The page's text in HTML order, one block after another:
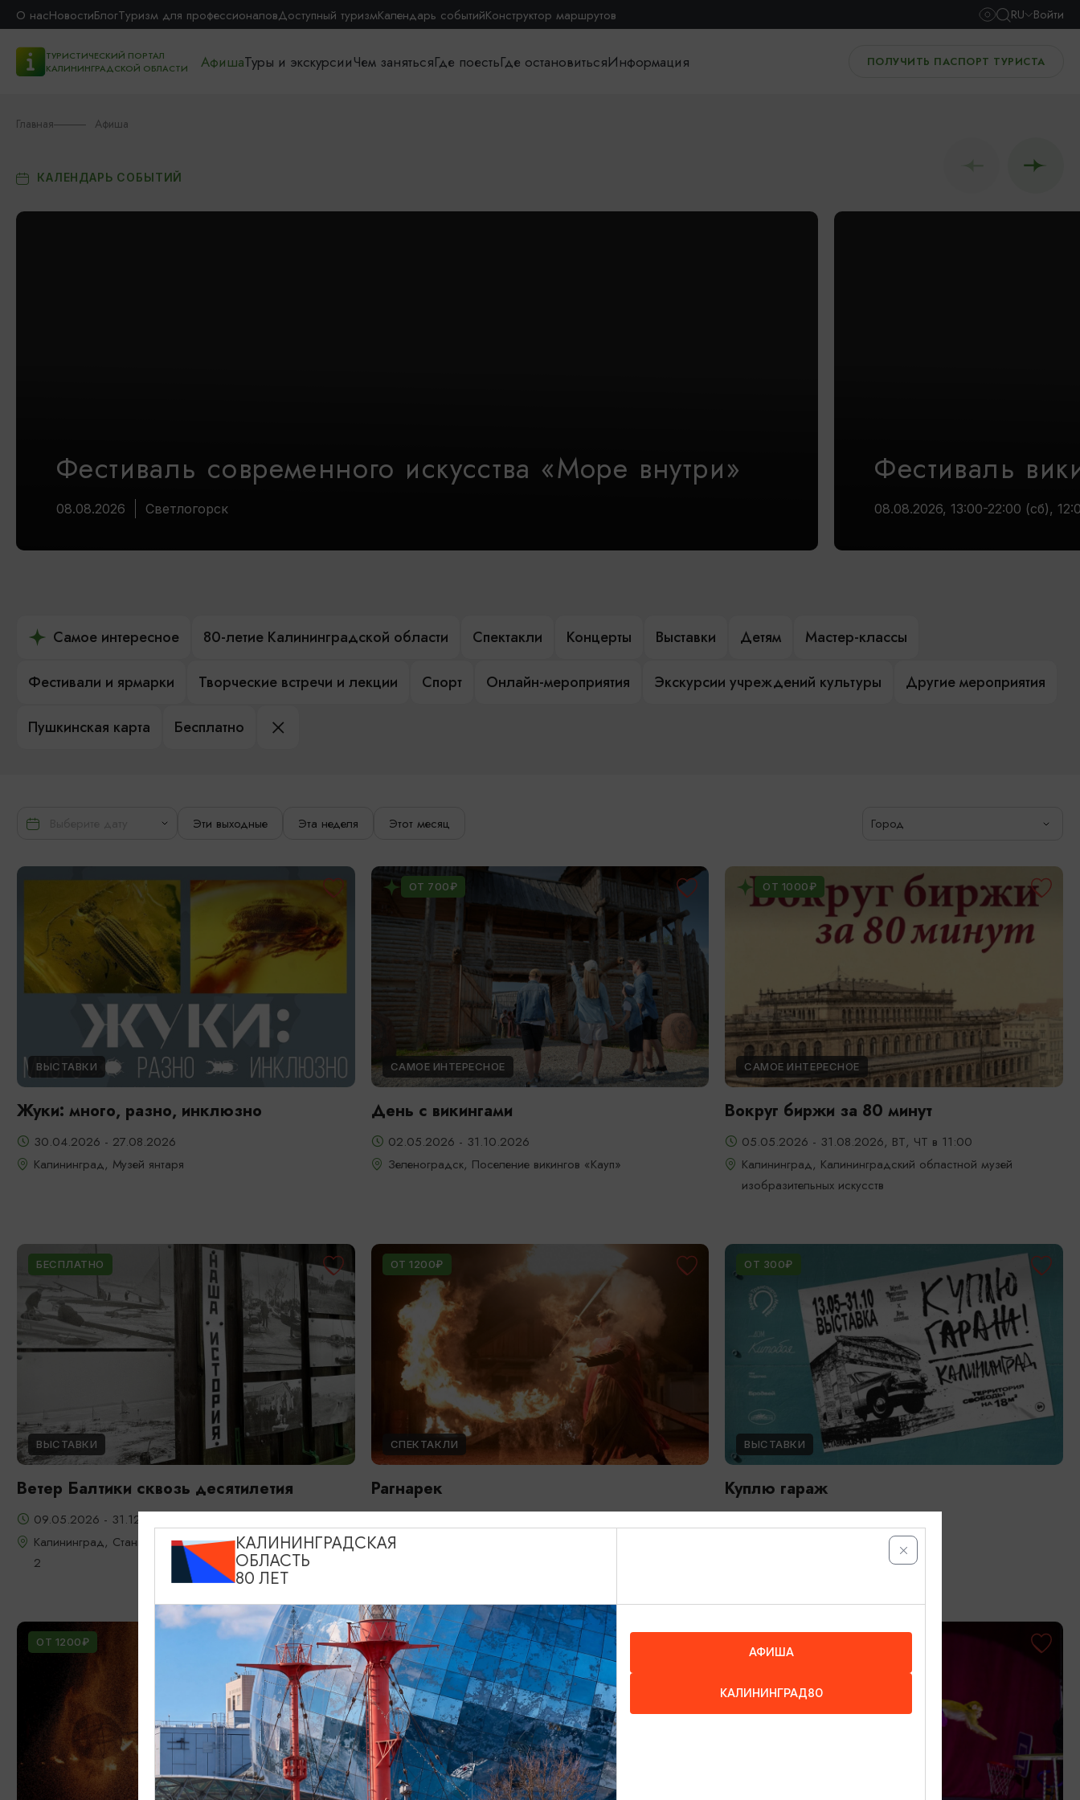
О насНовостиБлогТуризм для профессионаловДоступный туризмКалендарь событийКонструктор маршрутов RU Войти
ТУРИСТИЧЕСКИЙ ПОРТАЛ
КАЛИНИНГРАДСКОЙ ОБЛАСТИ
АфишаТуры и экскурсииЧем занятьсяГде поестьГде остановитьсяИнформация ПОЛУЧИТЬ ПАСПОРТ ТУРИСТА
Главная Афиша
КАЛЕНДАРЬ СОБЫТИЙ
Фестиваль современного искусства «Море внутри»
08.08.2026 Светлогорск
Фестиваль
08.08.2026, 13:00-22:00 (сб),
Самое интересное 80-летие Калининградской области Спектакли Концерты Выставки Детям Мастер-классы
Фестивали и ярмарки Творческие встречи и лекции Спорт Онлайн-мероприятия Экскурсии учреждений культуры Другие мероприятия
Пушкинская карта Бесплатно
Эти выходные Эта неделя Этот месяц Город
ВЫСТАВКИ
Жуки: много, разно, инклюзно
30.04.2026 - 27.08.2026
Калининград, Музей янтаря
ОТ 700₽
САМОЕ ИНТЕРЕСНОЕ
День с викингами
02.05.2026 - 31.10.2026
Зеленоградск, Поселение викингов «Кауп»
ОТ 1000₽
САМОЕ ИНТЕРЕСНОЕ
Вокруг биржи за 80 минут
05.05.2026 - 31.08.2026, ВТ, ЧТ в 11:00
Калининград, Калининградский областной музей
изобразительных искусств
БЕСПЛАТНО
ВЫСТАВКИ
Ветер Балтики сквозь десятилетия
09.05.2026 - 31.12.2026
Калининград, Станция "Глаз Ветра", Мамонтовское шоссе
2
ОТ 1200₽
СПЕКТАКЛИ
Рагнарек
Зеленоградск, Поселение викингов «Кауп»
ОТ 300₽
ВЫСТАВКИ
Куплю гараж
Калининград, Музей «Дом китобоя»
ОТ 1200₽
КАЛИНИНГРАДСКАЯ
ОБЛАСТЬ
80 ЛЕТ
АФИША
КАЛИНИНГРАД80